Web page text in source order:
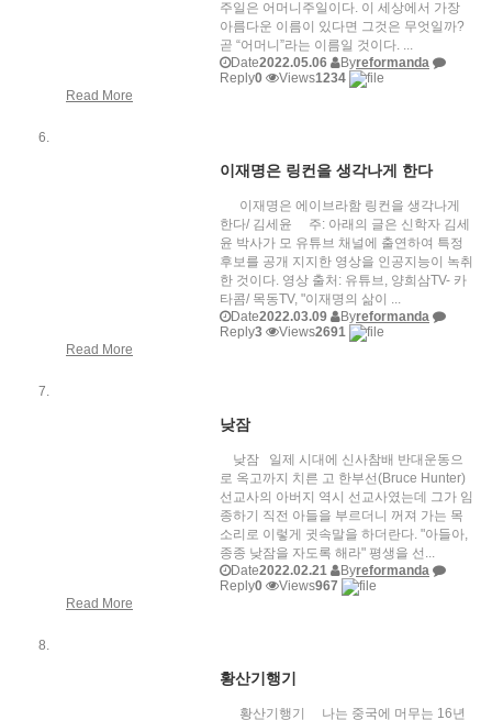
주일은 어머니주일이다. 이 세상에서 가장
아름다운 이름이 있다면 그것은 무엇일까?
곧 “어머니”라는 이름일 것이다. ...
Date2022.05.06 Byreformanda
Reply0 Views1234
Read More
이재명은 링컨을 생각나게 한다
이재명은 에이브라함 링컨을 생각나게
한다/ 김세윤 주: 아래의 글은 신학자 김세
윤 박사가 모 유튜브 채널에 출연하여 특정
후보를 공개 지지한 영상을 인공지능이 녹취
한 것이다. 영상 출처: 유튜브, 양희삼TV- 카
타콤/ 목동TV, "이재명의 삶이 ...
Date2022.03.09 Byreformanda
Reply3 Views2691
Read More
낮잠
낮잠 일제 시대에 신사참배 반대운동으
로 옥고까지 치른 고 한부선(Bruce Hunter)
선교사의 아버지 역시 선교사였는데 그가 임
종하기 직전 아들을 부르더니 꺼져 가는 목
소리로 이렇게 귓속말을 하더란다. "아들아,
종종 낮잠을 자도록 해라" 평생을 선...
Date2022.02.21 Byreformanda
Reply0 Views967
Read More
황산기행기
황산기행기 나는 중국에 머무는 16년